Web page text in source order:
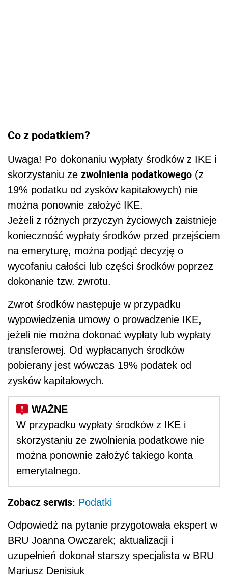
Co z podatkiem?
Uwaga! Po dokonaniu wypłaty środków z IKE i
skorzystaniu ze zwolnienia podatkowego (z
19% podatku od zysków kapitałowych) nie
można ponownie założyć IKE.
Jeżeli z różnych przyczyn życiowych zaistnieje
konieczność wypłaty środków przed przejściem
na emeryturę, można podjąć decyzję o
wycofaniu całości lub części środków poprzez
dokonanie tzw. zwrotu.
Zwrot środków następuje w przypadku
wypowiedzenia umowy o prowadzenie IKE,
jeżeli nie można dokonać wypłaty lub wypłaty
transferowej. Od wypłacanych środków
pobierany jest wówczas 19% podatek od
zysków kapitałowych.
W przypadku wypłaty środków z IKE i
skorzystaniu ze zwolnienia podatkowe nie
można ponownie założyć takiego konta
emerytalnego.
Zobacz serwis: Podatki
Odpowiedź na pytanie przygotowała ekspert w
BRU Joanna Owczarek; aktualizacji i
uzupełnień dokonał starszy specjalista w BRU
Mariusz Denisiuk